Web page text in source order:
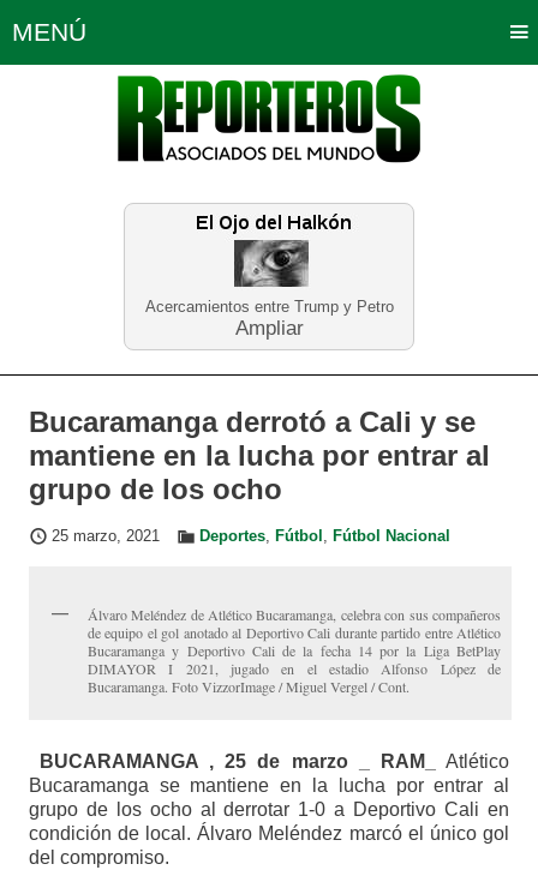
Acercamientos entre Trump y Petro
Ampliar
MENÚ
Política Opinión Bogotá
Planeta Tierra Deportes
Educación Neira
Bucaramanga derrotó a Cali y se
mantiene en la lucha por entrar al
grupo de los ocho
25 marzo, 2021 Deportes, Fútbol , Fútbol Nacional
Álvaro Meléndez de Atlético Bucaramanga, celebra con sus compañeros
de equipo el gol anotado al Deportivo Cali durante partido entre Atlético
Bucaramanga y Deportivo Cali de la fecha 14 por la Liga BetPlay
DIMAYOR I 2021, jugado en el estadio Alfonso López de
Bucaramanga. Foto VizzorImage / Miguel Vergel / Cont.
BUCARAMANGA , 25 de marzo _ RAM_
Atlético
Bucaramanga se mantiene en la lucha por entrar al
grupo de los ocho al derrotar 1-0 a Deportivo Cali en
condición de local. Álvaro Meléndez marcó el único gol
del compromiso.